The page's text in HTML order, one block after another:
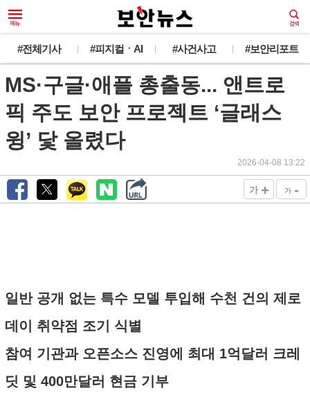
#전체기사 #피지컬ㆍAI #사건사고 #보안리포트
MS·구글·애플 총출동... 앤트로
픽 주도 보안 프로젝트 ‘글래스
윙’ 닻 올렸다
2026-04-08 13:22
가 + 가 -
일반 공개 없는 특수 모델 투입해 수천 건의 제로
데이 취약점 조기 식별
참여 기관과 오픈소스 진영에 최대 1억달러 크레
딧 및 400만달러 현금 기부